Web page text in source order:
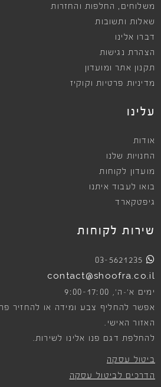
משלוחים , החלפות והחזרות
שאלות ותשובות
דברו אלינו
הצהרת נגישות
תקנון אתר ומועדון
מדיניות פרטיות וקוקיז
עלינו
אודות
החנויות שלנו
מועדון לקוחות
בואו לעבוד איתנו
גיפטקארד
שירות לקוחות
03-5621235
contact@shoofra.co.il
ימים א׳-ה׳, 9:00-17:00
אפשר להחליף צבע ומידה או להחזיר
האזור האישי.
להחלפת דגם פנו אלינו לשירות.
ביטול עסקה
הדרכים לביטול עסקה